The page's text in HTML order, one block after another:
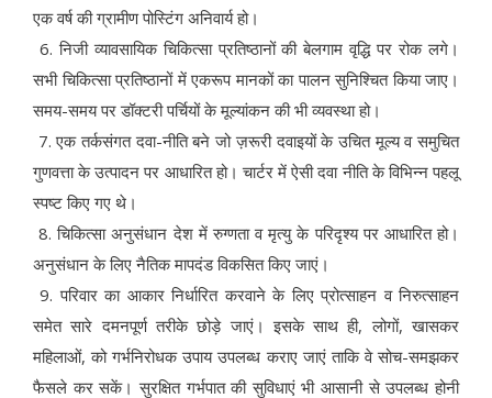
एक वर्ष की ग्रामीण पोस्टिंग अनिवार्य हो।
6. निजी व्यावसायिक चिकित्सा प्रतिष्ठानों की बेलगाम वृद्धि पर रोक लगे।
सभी चिकित्सा प्रतिष्ठानों में एकरूप मानकों का पालन सुनिश्चित किया जाए।
समय-समय पर डॉक्टरी पर्चियों के मूल्यांकन की भी व्यवस्था हो।
7. एक तर्कसंगत दवा-नीति बने जो ज़रूरी दवाइयों के उचित मूल्य व समुचित
गुणवत्ता के उत्पादन पर आधारित हो। चार्टर में ऐसी दवा नीति के विभिन्न पहलू
स्पष्ट किए गए थे।
8. चिकित्सा अनुसंधान देश में रुग्णता व मृत्यु के परिदृश्य पर आधारित हो।
अनुसंधान के लिए नैतिक मापदंड विकसित किए जाएं।
9. परिवार का आकार निर्धारित करवाने के लिए प्रोत्साहन व निरुत्साहन
समेत सारे दमनपूर्ण तरीके छोड़े जाएं। इसके साथ ही, लोगों, खासकर
महिलाओं, को गर्भनिरोधक उपाय उपलब्ध कराए जाएं ताकि वे सोच-समझकर
फैसले कर सकें। सुरक्षित गर्भपात की सुविधाएं भी आसानी से उपलब्ध होनी